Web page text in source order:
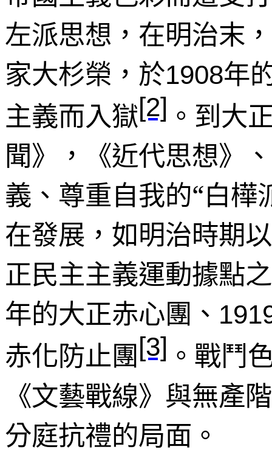
左派思想，在明治末
家大杉榮，於1908年
主義而入獄[2] 。到大
聞》，《近代思想》
義、尊重自我的“白樺
在發展，如明治時期
正民主主義運動據點
年的大正赤心團、
赤化防止團[3] 。戰鬥
《文藝戰線》與無產
分庭抗禮的局面。